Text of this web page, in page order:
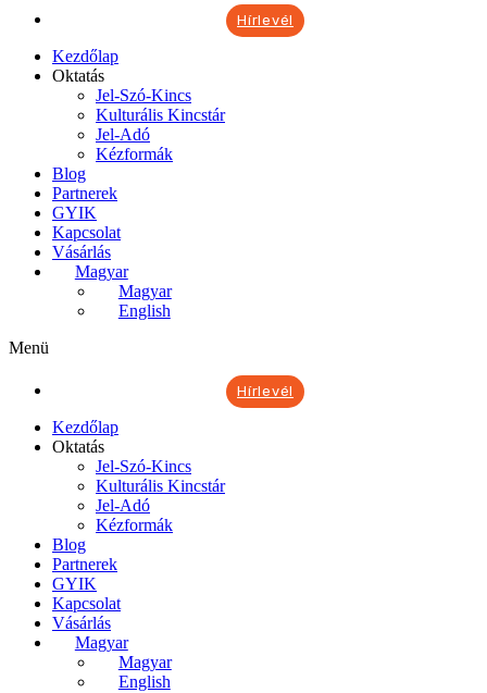
Hírlevél
Kezdőlap
Oktatás
Jel-Szó-Kincs
Kulturális Kincstár
Jel-Adó
Kézformák
Blog
Partnerek
GYIK
Kapcsolat
Vásárlás
Magyar
Magyar
English
Menü
Hírlevél
Kezdőlap
Oktatás
Jel-Szó-Kincs
Kulturális Kincstár
Jel-Adó
Kézformák
Blog
Partnerek
GYIK
Kapcsolat
Vásárlás
Magyar
Magyar
English